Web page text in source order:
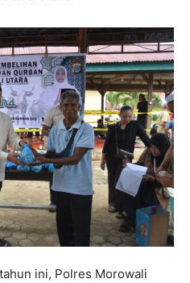
ini, Polres Morowali